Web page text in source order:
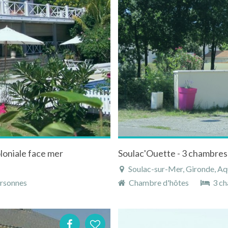
face mer Soulac'Ouette - 3
Soulac-sur-Mer, Gironde,
Chambre d'hôtes
3